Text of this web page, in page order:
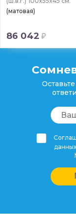
(матовая)
86 042